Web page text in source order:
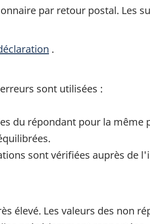
par retour postal. Les
.
sont utilisées :
du répondant pour la même
sont vérifiées auprès
élevé. Les valeurs des non